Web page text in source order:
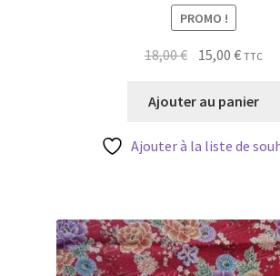
PROMO !
18,00€ Le
initial
18,00 €.
15,00€Le
actuel
15,00
TTC
Ajouter au panier
Ajouter à la liste de